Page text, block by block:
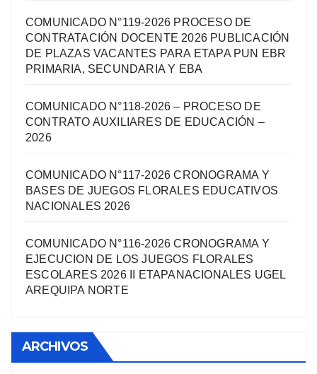
COMUNICADO N°119-2026 PROCESO DE
CONTRATACIÓN DOCENTE 2026 PUBLICACIÓN
DE PLAZAS VACANTES PARA ETAPA PUN EBR
PRIMARIA, SECUNDARIA Y EBA
COMUNICADO N°118-2026 – PROCESO DE
CONTRATO AUXILIARES DE EDUCACIÓN –
2026
COMUNICADO N°117-2026 CRONOGRAMA Y
BASES DE JUEGOS FLORALES EDUCATIVOS
NACIONALES 2026
COMUNICADO N°116-2026 CRONOGRAMA Y
EJECUCION DE LOS JUEGOS FLORALES
ESCOLARES 2026 II ETAPANACIONALES UGEL
AREQUIPA NORTЕ
ARCHIVOS